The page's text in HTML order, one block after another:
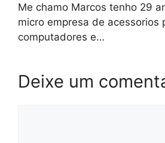
Me chamo Marcos tenho 29
micro empresa de acessorios
computadores e…
Deixe um